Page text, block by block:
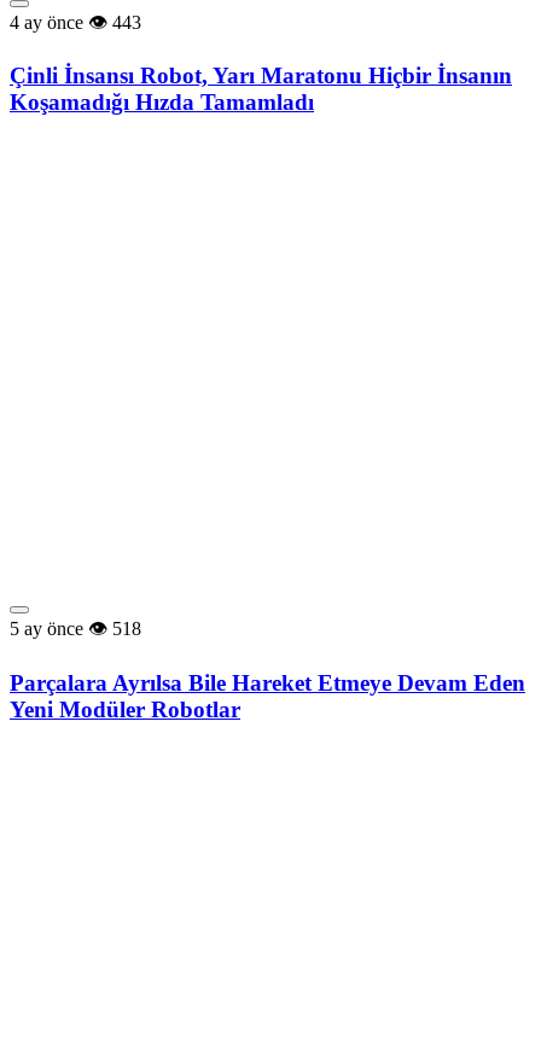
4 ay önce 443
Çinli İnsansı Robot, Yarı Maratonu Hiçbir İnsanın
Koşamadığı Hızda Tamamladı
5 ay önce 518
Parçalara Ayrılsa Bile Hareket Etmeye Devam Eden
Yeni Modüler Robotlar